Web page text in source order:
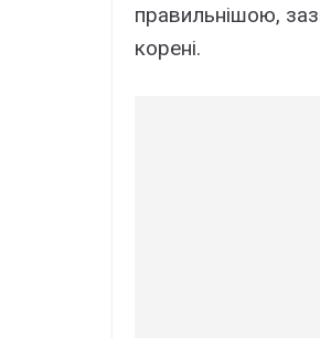
правильнішою,
корені.